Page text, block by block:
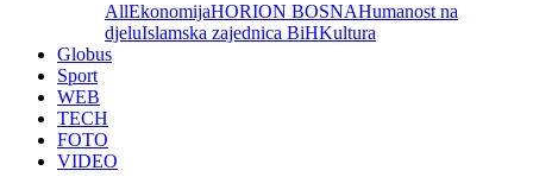
AllEkonomijaHORION BOSNAHumanost na
djeluIslamska zajednica BiHKultura
Globus
Sport
WEB
TECH
FOTO
VIDEO